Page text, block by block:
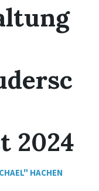
2024
HACHEN